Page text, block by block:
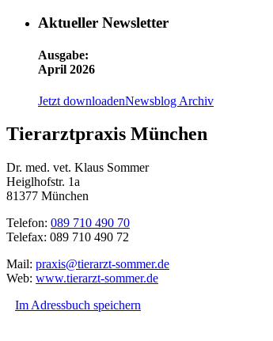
Aktueller Newsletter
Ausgabe:
April 2026
Jetzt downloadenNewsblog Archiv
Tierarztpraxis München
Dr. med. vet. Klaus Sommer
Heiglhofstr. 1a
81377 München
Telefon: 089 710 490 70
Telefax: 089 710 490 72
Mail: praxis@tierarzt-sommer.de
Web: www.tierarzt-sommer.de
Im Adressbuch speichern